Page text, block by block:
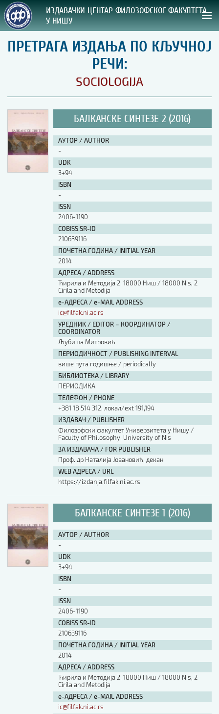
ИЗДАВАЧКИ ЦЕНТАР ФИЛОЗОФСКОГ ФАКУЛТЕТА
У НИШУ
СВА НАША ИЗДАЊА
ВРСТА ИЗДАЊА:
ПРЕГЛЕД
УПУТСТВА
УПУТСТВА
Правилник о издавачкој делатности
Упутство ауторима
Упутство уредницима
Изјава о ауторству
Изјава о лектури
Изјава о коришћењу ауторског дела
Упутство за бирање лиценце
Уговор са аутором
Шаблон прве стране и импресума [B5, ћир]
Шаблон прве стране и импресума [B5, лат]
Шаблон прве стране и импресума [B5, енг]
Етички кодекс
ПРЕТРАГА ИЗДАЊА
Наслов или део наслова
АУТОР / AUTHOR
ISBN
ПРЕТРАГА ИЗДАЊА ПО КЉУЧНОЈ
РЕЧИ:
SOCIOLOGIJA
БАЛКАНСКЕ СИНТЕЗЕ 2 (2016)
АУТОР / AUTHOR
-
UDK
3+94
ISBN
-
ISSN
2406-1190
COBISS.SR-ID
210639116
ПОЧЕТНА ГОДИНА / INITIAL YEAR
2014
АДРЕСА / ADDRESS
Ћирила и Методија 2, 18000 Ниш / 18000 Nis, 2
Cirila and Metodija
е-АДРЕСА / e-MAIL ADDRESS
ic@filfak.ni.ac.rs
УРЕДНИК / EDITOR – КООРДИНАТОР /
COORDINATOR
Љубиша Митровић
ПЕРИОДИЧНОСТ / PUBLISHING INTERVAL
више пута годишње / periodically
БИБЛИОТЕКА / LIBRARY
ПЕРИОДИКА
ТЕЛЕФОН / PHONE
+381 18 514 312, локал/ext 191,194
ИЗДАВАЧ / PUBLISHER
Филозофски факултет Универзитета у Нишу /
Faculty of Philosophy, University of Nis
ЗА ИЗДАВАЧА / FOR PUBLISHER
Проф. др Наталија Јовановић, декан
WEB АДРЕСА / URL
https://izdanja.filfak.ni.ac.rs
БАЛКАНСКЕ СИНТЕЗЕ 1 (2016)
АУТОР / AUTHOR
-
UDK
3+94
ISBN
-
ISSN
2406-1190
COBISS.SR-ID
210639116
ПОЧЕТНА ГОДИНА / INITIAL YEAR
2014
АДРЕСА / ADDRESS
Ћирила и Методија 2, 18000 Ниш / 18000 Nis, 2
Cirila and Metodija
е-АДРЕСА / e-MAIL ADDRESS
ic@filfak.ni.ac.rs